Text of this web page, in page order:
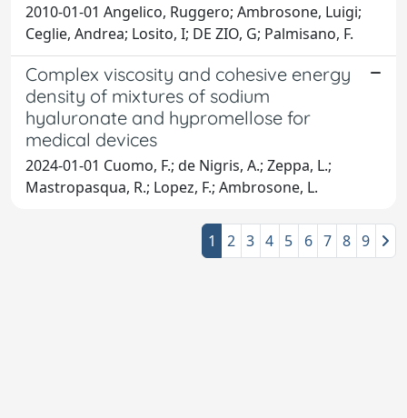
2010-01-01 Angelico, Ruggero; Ambrosone, Luigi;
Ceglie, Andrea; Losito, I; DE ZIO, G; Palmisano, F.
Complex viscosity and cohesive energy
density of mixtures of sodium
hyaluronate and hypromellose for
medical devices
2024-01-01 Cuomo, F.; de Nigris, A.; Zeppa, L.;
Mastropasqua, R.; Lopez, F.; Ambrosone, L.
1 2 3 4 5 6 7 8 9